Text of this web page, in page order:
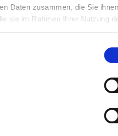
Daten zusammen, die Sie ihnen
sie im Rahmen Ihrer Nutzung
▼